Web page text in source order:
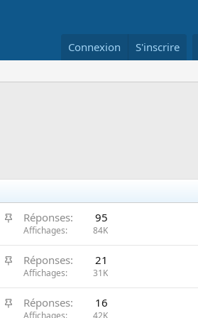
Connexion S'inscrire
I
p
o
t
a
Réponses 95
Affichages 84K
I
p
o
Réponses 21
Affichages 31K
I
Réponses 16
Affichages 42K